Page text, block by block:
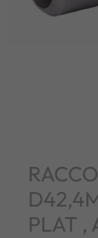
PLAT ,